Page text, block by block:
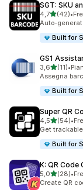
SGT: SKU
4,7stelle su 5
(42)
42 •
Auto-
Built for
GS1
3,6stelle su 5
(11)
11 recensioni
•
Assegna
Built for
Super QR
4,5stelle su 5
(54)
54 •
Get
Built for
K: QR Code
5,0stelle su 5
(28)
28 recensioni
•
Create QR